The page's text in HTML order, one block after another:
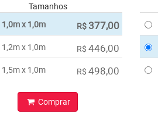
Tamanhos
1,0m x 1,0m
R$ 377,00
1,2m x 1,0m R$ 446,00
1,5m x 1,0m R$ 498,00
Comprar